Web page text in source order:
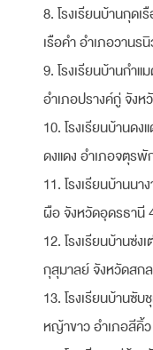
8. โรงเรียนบ้านกุด
เรือคำ อำเภอวาน
9. โรงเรียนบ้านกำ
อำเภอปรางค์กู่ จังห
10. โรงเรียนบ้านด
ดงแดง อำเภอจตุร
11. โรงเรียนบ้านน
ผือ จังหวัดอุดรธานี
12. โรงเรียนบ้านซ่
กุสุมาลย์ จังหวัดสก
13. โรงเรียนบ้าน
หญ้าขาว อำเภอสีคิ้